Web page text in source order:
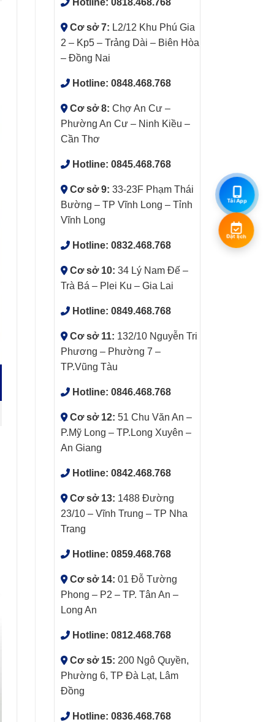
Hotline: 0818.468.768
Cơ sở 7: L2/12 Khu Phú Gia
2 – Kp5 – Trảng Dài – Biên Hòa
– Đồng Nai
Hotline: 0848.468.768
Cơ sở 8: Chợ An Cư –
Phường An Cư – Ninh Kiều –
Cần Thơ
Hotline: 0845.468.768
Cơ sở 9: 33-23F Phạm Thái
Bường – TP Vĩnh Long – Tỉnh
Vĩnh Long
Hotline: 0832.468.768
Cơ sở 10: 34 Lý Nam Đế –
Trà Bá – Plei Ku – Gia Lai
Hotline: 0849.468.768
Cơ sở 11: 132/10 Nguyễn Tri
Phương – Phường 7 –
TP.Vũng Tàu
Hotline: 0846.468.768
Cơ sở 12: 51 Chu Văn An –
P.Mỹ Long – TP.Long Xuyên –
An Giang
Hotline: 0842.468.768
Cơ sở 13: 1488 Đường
23/10 – Vĩnh Trung – TP Nha
Trang
Hotline: 0859.468.768
Cơ sở 14: 01 Đỗ Tường
Phong – P2 – TP. Tân An –
Long An
Hotline: 0812.468.768
Cơ sở 15: 200 Ngô Quyền,
Phường 6, TP Đà Lạt, Lâm
Đồng
Hotline: 0836.468.768
Tải App
Đặt lịch